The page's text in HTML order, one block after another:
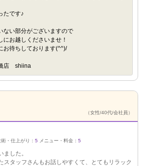
たです♪
ない部分がございますので
にお越しくださいませ！
お待ちしております(^^)/
店 shiina
（女性/40代/会社員）
術・仕上がり： 5 メニュー・料金： 5
した。
スタッフさんもお話しやすくて、とてもリラック